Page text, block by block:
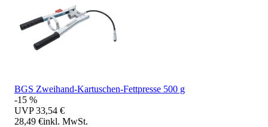
BGS Zweihand-Kartuschen-Fettpresse 500 g
-15 %
UVP 33,54 €
28,49 €inkl. MwSt.